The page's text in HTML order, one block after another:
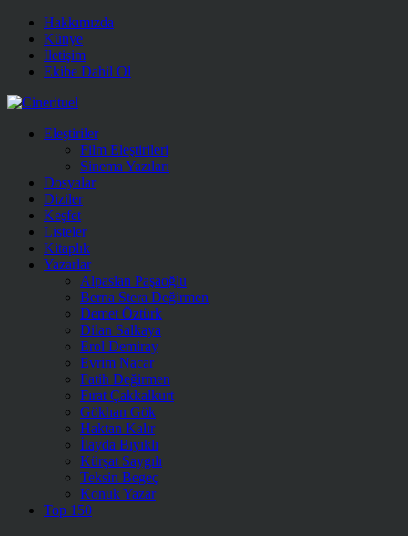
Hakkımızda
Künye
İletişim
Ekibe Dahil Ol
Eleştiriler
Film Eleştirileri
Sinema Yazıları
Dosyalar
Diziler
Keşfet
Listeler
Kitaplık
Yazarlar
Alpaslan Paşaoğlu
Berna Stera Değirmen
Demet Öztürk
Dilan Salkaya
Erol Demiray
Evrim Nacar
Fatih Değirmen
Fırat Çakkalkurt
Gökhan Gök
Haktan Kalır
İlayda Bıyıklı
Kürşat Saygılı
Teksin Begeç
Konuk Yazar
Top 150